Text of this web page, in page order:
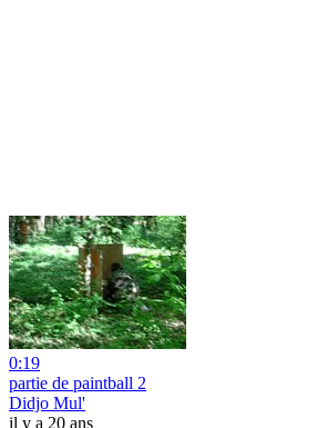
0:19
partie de paintball 2
Didjo Mul'
il y a 20 ans